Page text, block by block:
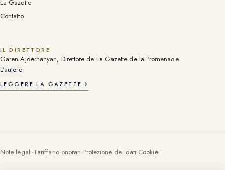
La Gazette
Contatto
IL DIRETTORE
Garen Ajderhanyan, Direttore de La Gazette de la Promenade.
L'autore
LEGGERE LA GAZETTE →
Note legali·Tariffario onorari·Protezione dei dati·Cookie